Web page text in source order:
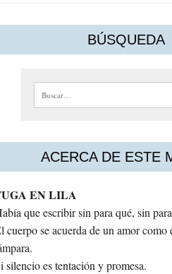
BÚSQUEDA
Buscar:
ACERCA DE ESTE
EN LILA
que escribir sin para qué, sin
cuerpo se acuerda de un amor como
silencio es tentación y promesa.